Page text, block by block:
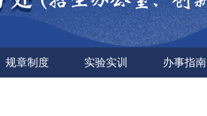
规章制度 实验实训 办事指南